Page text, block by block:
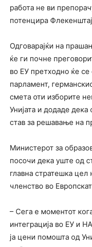
работа не ви
потенцира
Одговарајќи на
ќе ги почне
во ЕУ претходно ќе
парламент,
смета оти изборите
Унијата и додаде
став за решавање на
Министерот за
посочи дека уште од
главна стратешка
членство во
– Сега е моментот
интеграција во ЕУ и
ја цени помошта од